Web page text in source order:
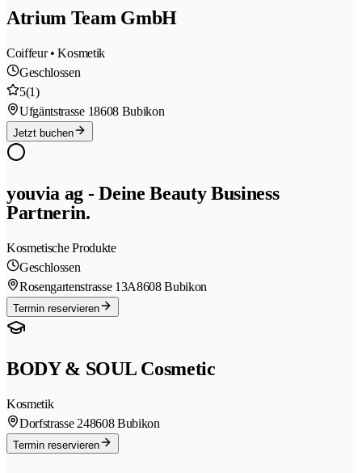
Atrium Team GmbH
Coiffeur • Kosmetik
Geschlossen
5(1)
Ufgäntstrasse 18608 Bubikon
Jetzt buchen
youvia ag - Deine Beauty Business
Partnerin.
Kosmetische Produkte
Geschlossen
Rosengartenstrasse 13A8608 Bubikon
Termin reservieren
BODY & SOUL Cosmetic
Kosmetik
Dorfstrasse 248608 Bubikon
Termin reservieren